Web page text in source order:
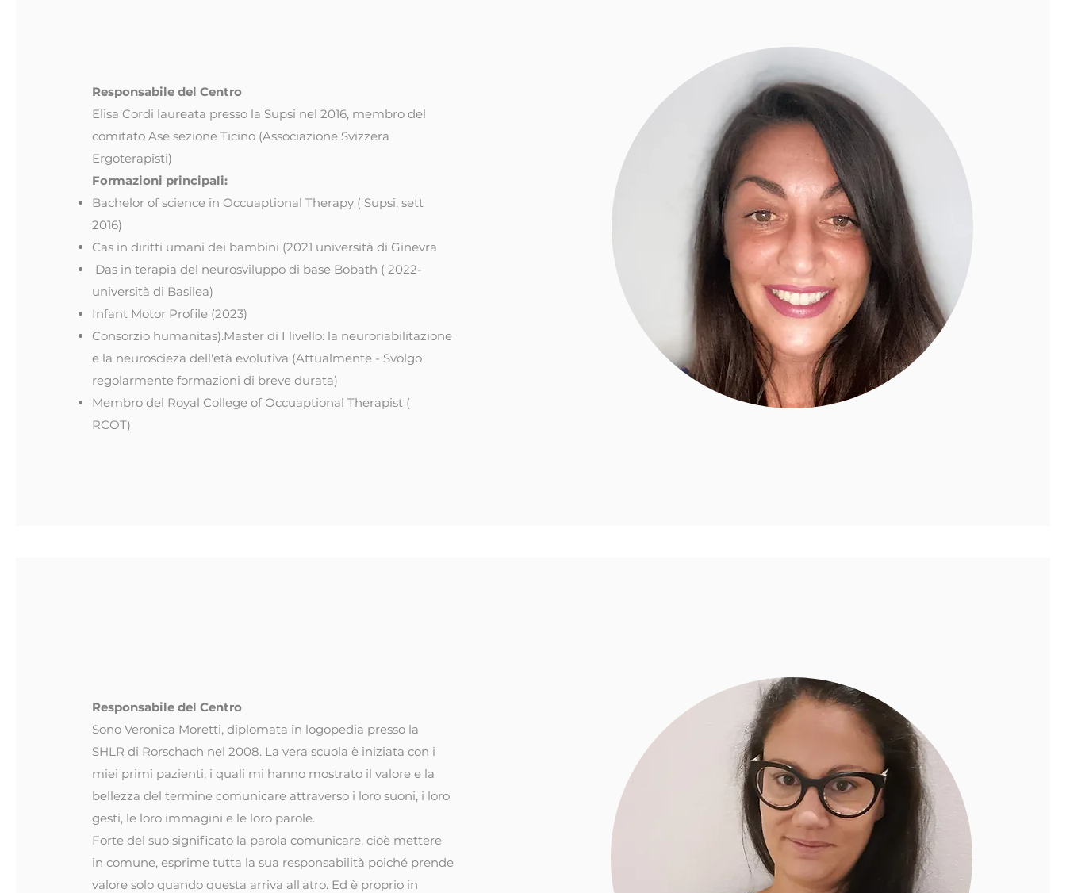
Responsabile del Centro
Elisa Cordi laureata presso la Supsi nel 2016, membro del
comitato Ase sezione Ticino (Associazione Svizzera
Ergoterapisti)
Formazioni principali:
Bachelor of science in Occuaptional Therapy ( Supsi, sett
2016)
Cas in diritti umani dei bambini (2021 università di Ginevra
Das in terapia del neurosviluppo di base Bobath ( 2022-
università di Basilea)
Infant Motor Profile (2023)
Consorzio humanitas).Master di I livello: la neuroriabilitazione
e la neuroscieza dell'età evolutiva (Attualmente - Svolgo
regolarmente formazioni di breve durata)
Membro del Royal College of Occuaptional Therapist (
RCOT)
Responsabile del Centro
Sono Veronica Moretti, diplomata in logopedia presso la
SHLR di Rorschach nel 2008. La vera scuola è iniziata con i
miei primi pazienti, i quali mi hanno mostrato il valore e la
bellezza del termine comunicare attraverso i loro suoni, i loro
gesti, le loro immagini e le loro parole.
Forte del suo significato la parola comunicare, cioè mettere
in comune, esprime tutta la sua responsabilità poiché prende
valore solo quando questa arriva all'atro. Ed è proprio in